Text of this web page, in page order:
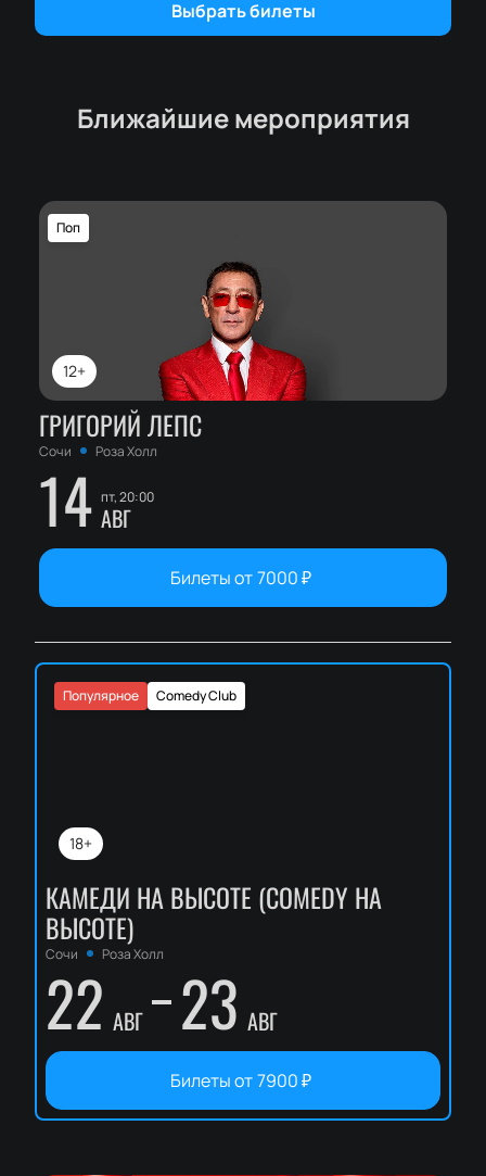
музыки в самом сердце природных красот
Заснеженных гор.
Выбрать билеты
Ближайшие мероприятия
12+
Поп
ГРИГОРИЙ ЛЕПС
Сочи Роза Холл
14 пт, 20:00
АВГ
Билеты от7000₽
18+
Comedy Club
Популярное
КАМЕДИ НА ВЫСОТЕ (COMEDY НА
ВЫСОТЕ)
Сочи Роза Холл
22 АВГ 23 АВГ
Билеты от7900₽